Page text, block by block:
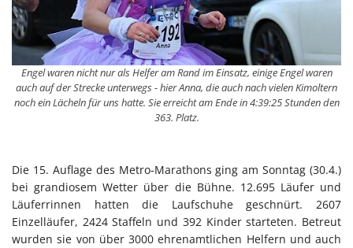
Engel waren nicht nur als Helfer am Rand im Einsatz, einige Engel waren
auch auf der Strecke unterwegs - hier Anna, die auch nach vielen Kimoltern
noch ein Lächeln für uns hatte. Sie erreicht am Ende in 4:39:25 Stunden den
363. Platz.
Die 15. Auflage des Metro-Marathons ging am Sonntag (30.4.)
bei grandiosem Wetter über die Bühne. 12.695 Läufer und
Läuferrinnen hatten die Laufschuhe geschnürt. 2607
Einzelläufer, 2424 Staffeln und 392 Kinder starteten. Betreut
wurden sie von über 3000 ehrenamtlichen Helfern und auch